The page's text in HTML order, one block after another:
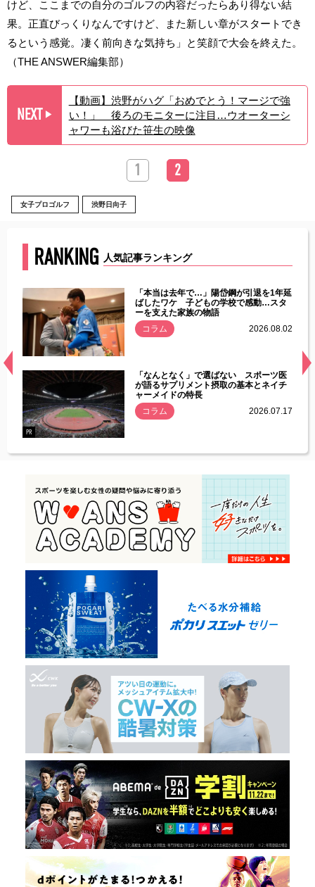
けど、ここまでの自分のゴルフの内容だったらあり得ない結
果。正直びっくりなんですけど、また新しい章がスタートでき
るという感覚。凄く前向きな気持ち」と笑顔で大会を終えた。
（THE ANSWER編集部）
NEXT ▶︎
【動画】渋野がハグ「おめでとう！マージで強
い！」 後ろのモニターに注目…ウオーターシ
ャワーも浴びた笹生の映像
1 2
女子プロゴルフ 渋野日向子
RANKING 人気記事ランキング
常
「本当は去年で…」陽岱鋼が引退を1年延
ばしたワケ 子どもの学校で感動…スタ
ーを支えた家族の物語
コラム
2026.08.02
PR
「なんとなく」で選ばない スポーツ医
が語るサプリメント摂取の基本とネイチ
ャーメイドの特長
コラム
2026.07.17